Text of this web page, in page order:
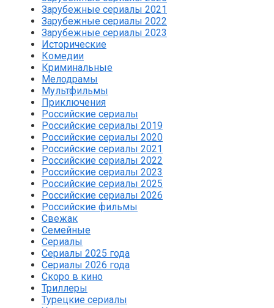
Зарубежные сериалы 2021
Зарубежные сериалы 2022
Зарубежные сериалы 2023
Исторические
Комедии
Криминальные
Мелодрамы
Мультфильмы
Приключения
Российские сериалы
Российские сериалы 2019
Российские сериалы 2020
Российские сериалы 2021
Российские сериалы 2022
Российские сериалы 2023
Российские сериалы 2025
Российские сериалы 2026
Российские фильмы
Свежак
Семейные
Сериалы
Сериалы 2025 года
Сериалы 2026 года
Скоро в кино
Триллеры
Турецкие сериалы